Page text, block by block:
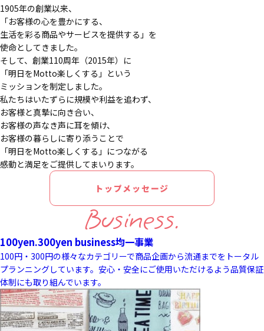
1905年の創業以来、
「お客様の心を豊かにする、
生活を彩る商品やサービスを提供する」を
使命としてきました。
そして、創業110周年（2015年）に
「明日をMotto楽しくする」という
ミッションを制定しました。
私たちはいたずらに規模や利益を追わず、
お客様と真摯に向き合い、
お客様の声なき声に耳を傾け、
お客様の暮らしに寄り添うことで
「明日をMotto楽しくする」につながる
感動と満足をご提供してまいります。
トップメッセージ
Business.
100yen.300yen business均一事業
100円・300円の様々なカテゴリーで商品企画から流通までをトータル
プランニングしています。安心・安全にご使用いただけるよう品質保証
体制にも取り組んでいます。